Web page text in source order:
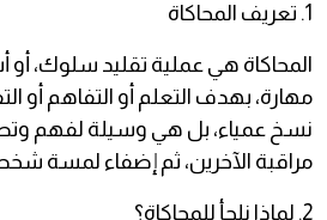
1. تعريف المحاكاة
المحاكاة هي عملية تقليد سلوك، أو
مهارة، بهدف التعلم أو التفاهم أو
نسخ عمياء، بل هي وسيلة لفهم
مراقبة الآخرين، ثم إضفاء لمسة
2. لماذا نلجأ للمحاكاة؟